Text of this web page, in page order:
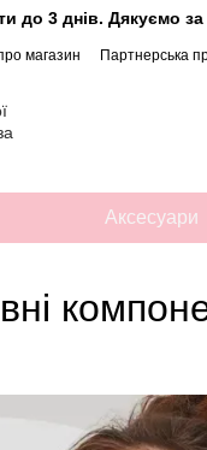
до 3 днів. Дякуємо
магазин Партнерська
Аксесуари